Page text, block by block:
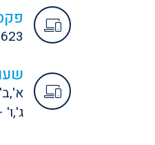
א',ב',ד',ה' –
ג',ו' – 09:00-